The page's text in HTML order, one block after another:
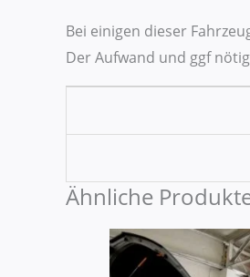
Bei einigen dieser
Der Aufwand und ggf
Ähnliche